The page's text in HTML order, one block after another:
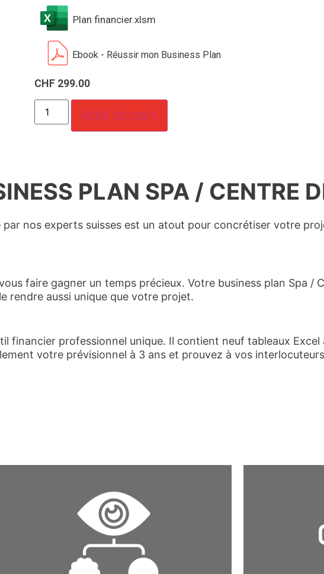
Plan financier.xlsm
Ebook - Réussir mon Business Plan
CHF 299.00
Add to cart
PLAN SPA / CENTRE
nos experts suisses est un atout pour concrétiser votre
faire gagner un temps précieux. Votre business plan Spa /
rendre aussi unique que votre projet.
financier professionnel unique. Il contient neuf tableaux Excel
votre prévisionnel à 3 ans et prouvez à vos